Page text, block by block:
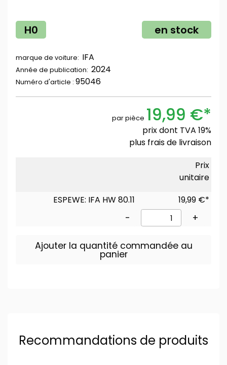
H0 en stock
marque de voiture: IFA
Année de publication: 2024
Numéro d'article : 95046
par pièce 19,99 €*
prix dont TVA 19%
plus frais de livraison
Prix
unitaire
ESPEWE: IFA HW 80.11
19,99 €*
- +
Ajouter la quantité commandée au
panier
Recommandations de produits